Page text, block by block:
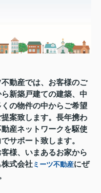
動産では、お客様のご
新築戸建ての建築、中
の物件の中からご希望
案致します。長年携わ
産ネットワークを駆使
サポート致します。
様、いまあるお家から
式会社ミーツ不動産にぜ